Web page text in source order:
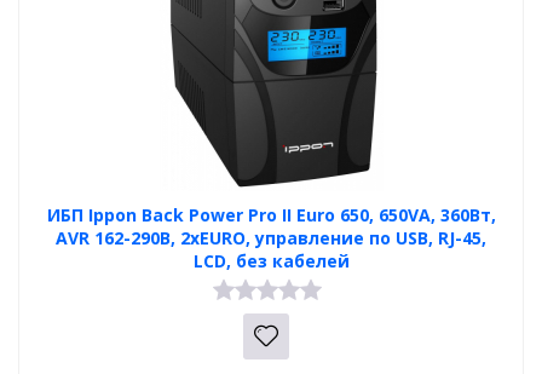
ИБП Ippon Back Power Pro II Euro 650, 650VA, 360Вт,
AVR 162-290В, 2хEURO, управление по USB, RJ-45,
LCD, без кабелей